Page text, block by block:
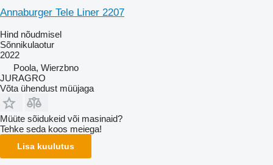
Annaburger Tele Liner 2207
Hind nõudmisel
Sõnnikulaotur
2022
Poola, Wierzbno
JURAGRO
Võta ühendust müüjaga
Müüte sõidukeid või masinaid?
Tehke seda koos meiega!
Lisa kuulutus